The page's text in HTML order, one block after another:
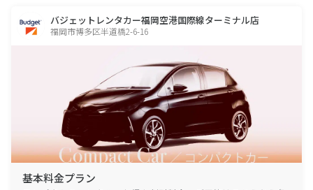
バジェットレンタカー福岡空港国際線ターミナル店
福岡市博多区半道橋2-6-16
基本料金プラン